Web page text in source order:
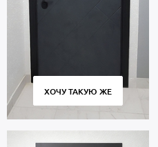
ХОЧУ ТАКУЮ ЖЕ